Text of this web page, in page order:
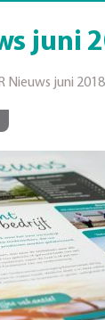
juni
Nieuws juni 2018